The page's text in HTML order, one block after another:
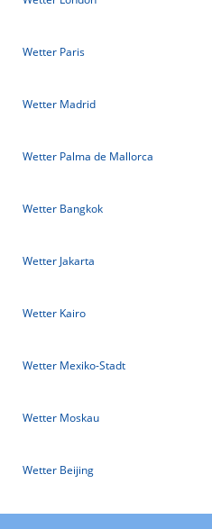
Wetter Paris
Wetter Madrid
Wetter Palma de Mallorca
Wetter Bangkok
Wetter Jakarta
Wetter Kairo
Wetter Mexiko-Stadt
Wetter Moskau
Wetter Beijing